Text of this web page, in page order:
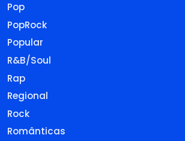
Pop
PopRock
Popular
R&B/Soul
Rap
Regional
Rock
Românticas